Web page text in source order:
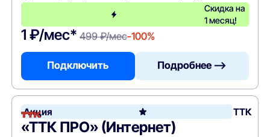
Скидка на
1 месяц!
1 ₽/мес* 499 ₽/мес-100%
Подключить Подробнее —>
Акция ТТК
«ТТК ПРО» (Интернет)